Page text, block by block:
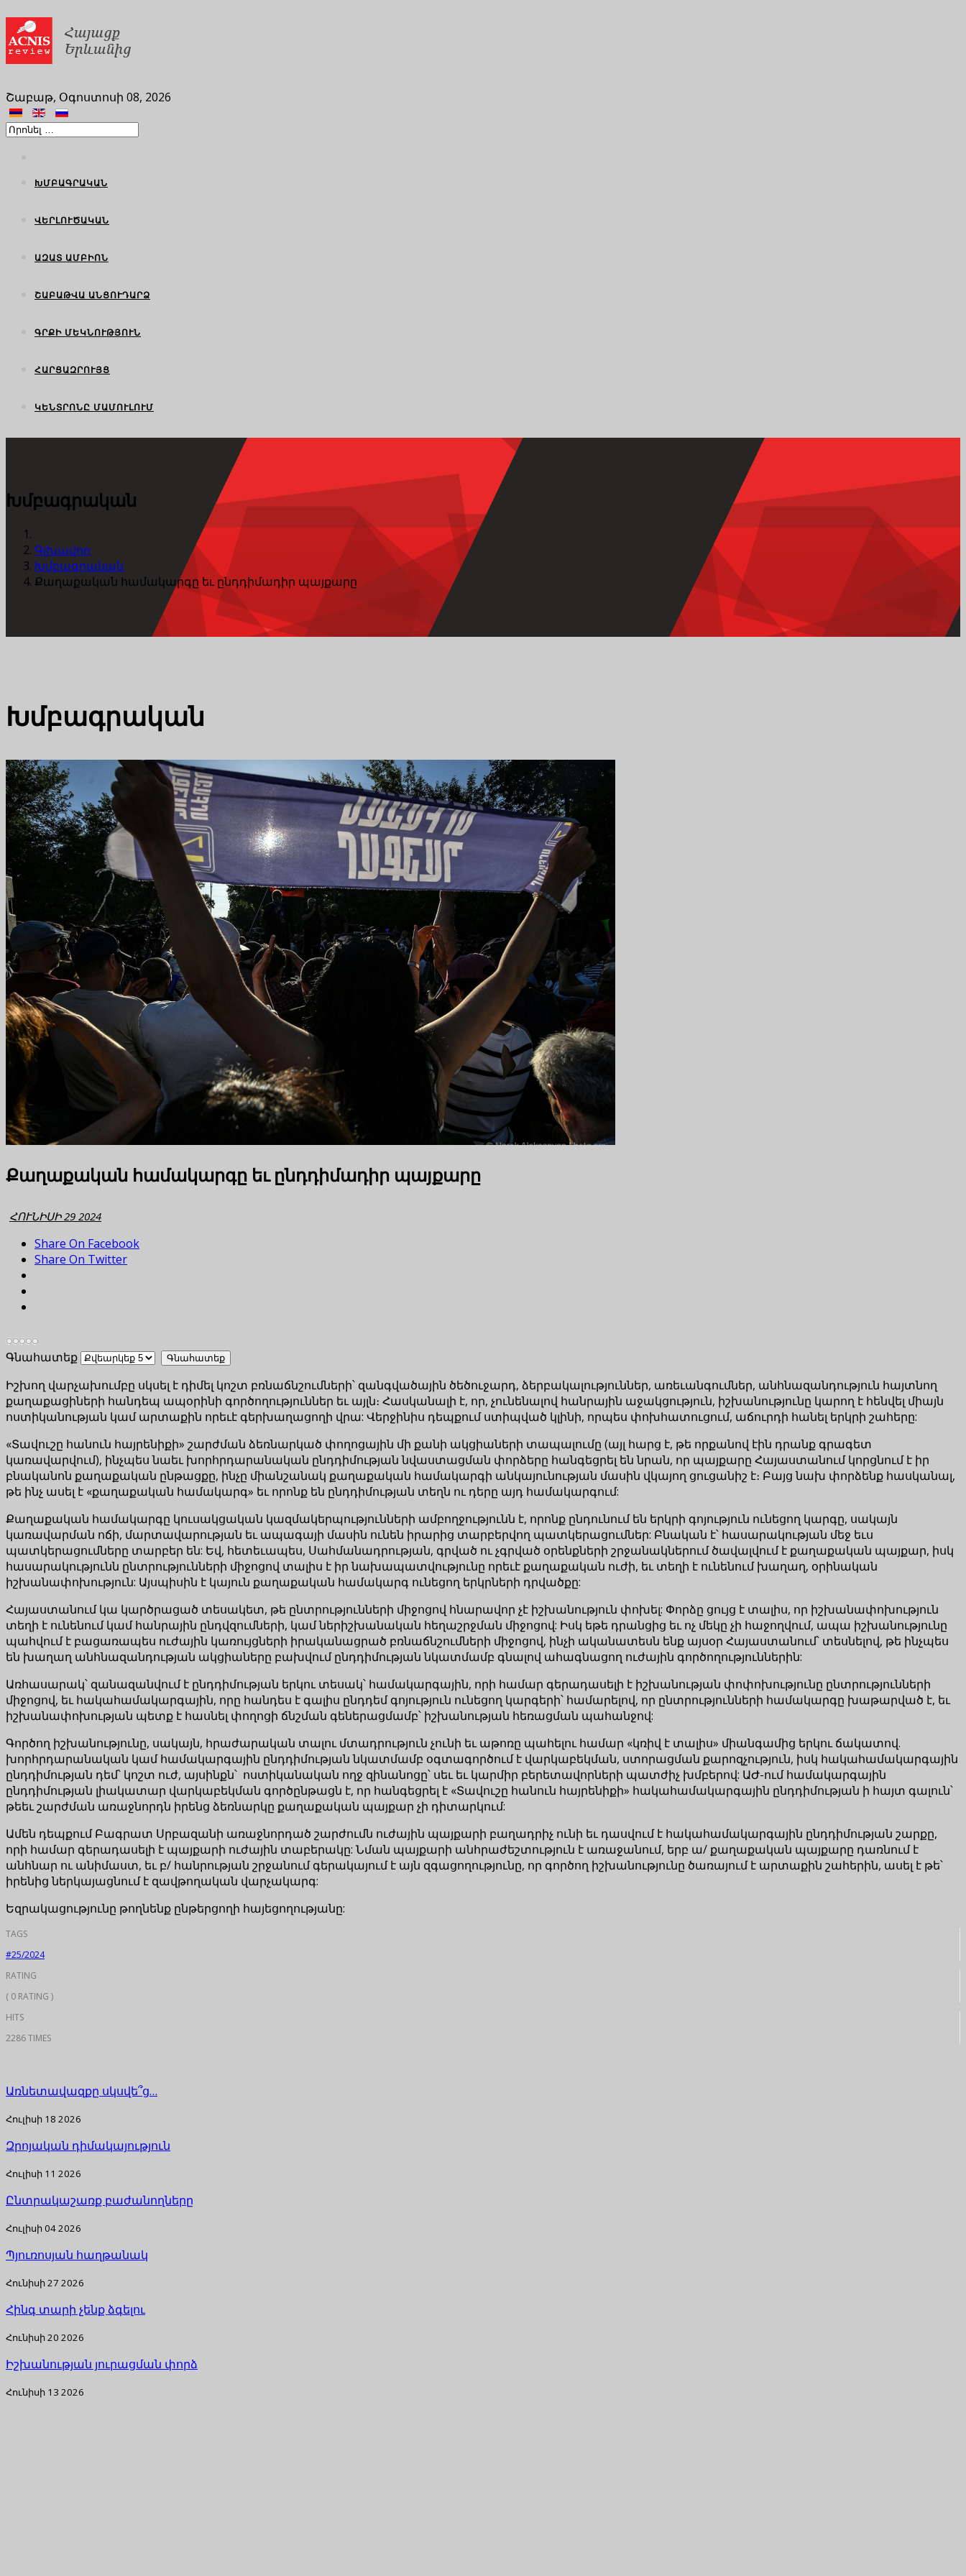
Շաբաթ, Օգոստոսի 08, 2026
ԽՄԲԱԳՐԱԿԱՆ
ՎԵՐԼՈՒԾԱԿԱՆ
ԱԶԱՏ ԱՄԲԻՈՆ
ՇԱԲԱԹՎԱ ԱՆՑՈՒԴԱՐՁ
ԳՐՔԻ ՄԵԿՆՈՒԹՅՈՒՆ
ՀԱՐՑԱԶՐՈՒՅՑ
ԿԵՆՏՐՈՆԸ ՄԱՄՈՒԼՈՒՄ
Խմբագրական
Գլխավոր
Խմբագրական
Քաղաքական համակարգը եւ ընդդիմադիր պայքարը
Խմբագրական
Քաղաքական համակարգը եւ ընդդիմադիր պայքարը
ՀՈՒՆԻՍԻ 29 2024
Share On Facebook
Share On Twitter
Գնահատեք
Իշխող վարչախումբը սկսել է դիմել կոշտ բռնաճնշումների՝ զանգվածային ծեծուջարդ, ձերբակալություններ, առեւանգումներ, անհնազանդություն հայտնող
քաղաքացիների հանդեպ ապօրինի գործողություններ եւ այլն։ Հասկանալի է, որ, չունենալով հանրային աջակցություն, իշխանությունը կարող է հենվել միայն
ոստիկանության կամ արտաքին որեւէ գերխաղացողի վրա: Վերջինիս դեպքում ստիպված կլինի, որպես փոխհատուցում, աճուրդի հանել երկրի շահերը:
«Տավուշը հանուն հայրենիքի» շարժման ձեռնարկած փողոցային մի քանի ակցիաների տապալումը (այլ հարց է, թե որքանով էին դրանք գրագետ
կառավարվում), ինչպես նաեւ խորհրդարանական ընդդիմության նվաստացման փորձերը հանգեցրել են նրան, որ պայքարը Հայաստանում կորցնում է իր
բնականոն քաղաքական ընթացքը, ինչը միանշանակ քաղաքական համակարգի անկայունության մասին վկայող ցուցանիշ է։ Բայց նախ փորձենք հասկանալ,
թե ինչ ասել է «քաղաքական համակարգ» եւ որոնք են ընդդիմության տեղն ու դերը այդ համակարգում:
Քաղաքական համակարգը կուսակցական կազմակերպությունների ամբողջությունն է, որոնք ընդունում են երկրի գոյություն ունեցող կարգը, սակայն
կառավարման ոճի, մարտավարության եւ ապագայի մասին ունեն իրարից տարբերվող պատկերացումներ: Բնական է՝ հասարակության մեջ եւս
պատկերացումները տարբեր են: Եվ, հետեւապես, Սահմանադրության, գրված ու չգրված օրենքների շրջանակներում ծավալվում է քաղաքական պայքար, իսկ
հասարակությունն ընտրությունների միջոցով տալիս է իր նախապատվությունը որեւէ քաղաքական ուժի, եւ տեղի է ունենում խաղաղ, օրինական
իշխանափոխություն: Այսպիսին է կայուն քաղաքական համակարգ ունեցող երկրների դրվածքը:
Հայաստանում կա կարծրացած տեսակետ, թե ընտրությունների միջոցով հնարավոր չէ իշխանություն փոխել: Փորձը ցույց է տալիս, որ իշխանափոխություն
տեղի է ունենում կամ հանրային ընդվզումների, կամ ներիշխանական հեղաշրջման միջոցով: Իսկ եթե դրանցից եւ ոչ մեկը չի հաջողվում, ապա իշխանությունը
պահվում է բացառապես ուժային կառույցների իրականացրած բռնաճնշումների միջոցով, ինչի ականատեսն ենք այսօր Հայաստանում՝ տեսնելով, թե ինչպես
են խաղաղ անհնազանդության ակցիաները բախվում ընդդիմության նկատմամբ գնալով ահագնացող ուժային գործողություններին:
Առհասարակ՝ զանազանվում է ընդդիմության երկու տեսակ՝ համակարգային, որի համար գերադասելի է իշխանության փոփոխությունը ընտրությունների
միջոցով, եւ հակահամակարգային, որը հանդես է գալիս ընդդեմ գոյություն ունեցող կարգերի՝ համարելով, որ ընտրությունների համակարգը խաթարված է, եւ
իշխանափոխության պետք է հասնել փողոցի ճնշման գեներացմամբ՝ իշխանության հեռացման պահանջով:
Գործող իշխանությունը, սակայն, հրաժարական տալու մտադրություն չունի եւ աթոռը պահելու համար «կռիվ է տալիս» միանգամից երկու ճակատով.
խորհրդարանական կամ համակարգային ընդդիմության նկատմամբ օգտագործում է վարկաբեկման, ստորացման քարոզչություն, իսկ հակահամակարգային
ընդդիմության դեմ՝ կոշտ ուժ, այսինքն՝ ոստիկանական ողջ զինանոցը՝ սեւ եւ կարմիր բերետավորների պատժիչ խմբերով: ԱԺ-ում համակարգային
ընդդիմության լիակատար վարկաբեկման գործընթացն է, որ հանգեցրել է «Տավուշը հանուն հայրենիքի» հակահամակարգային ընդդիմության ի հայտ գալուն՝
թեեւ շարժման առաջնորդն իրենց ձեռնարկը քաղաքական պայքար չի դիտարկում:
Ամեն դեպքում Բագրատ Սրբազանի առաջնորդած շարժումն ուժային պայքարի բաղադրիչ ունի եւ դասվում է հակահամակարգային ընդդիմության շարքը,
որի համար գերադասելի է պայքարի ուժային տաբերակը: Նման պայքարի անհրաժեշտություն է առաջանում, երբ ա/ քաղաքական պայքարը դառնում է
անհնար ու անիմաստ, եւ բ/ հանրության շրջանում գերակայում է այն զգացողությունը, որ գործող իշխանությունը ծառայում է արտաքին շահերին, ասել է թե՝
իրենից ներկայացնում է զավթողական վարչակարգ:
Եզրակացությունը թողնենք ընթերցողի հայեցողությանը:
TAGS
#25/2024
RATING
( 0 RATING )
HITS
2286 TIMES
Առնետավազքը սկսվե՞ց…
Հուլիսի 18 2026
Զրոյական դիմակայություն
Հուլիսի 11 2026
Ընտրակաշառք բաժանողները
Հուլիսի 04 2026
Պյուռոսյան հաղթանակ
Հունիսի 27 2026
Հինգ տարի չենք ձգելու
Հունիսի 20 2026
Իշխանության յուրացման փորձ
Հունիսի 13 2026